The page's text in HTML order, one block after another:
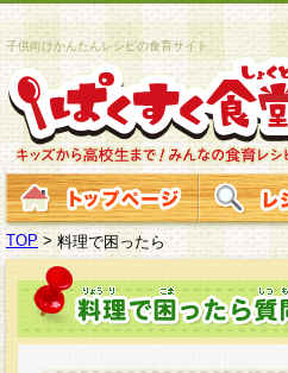
子供向けかんたんレシピの食育サイト
TOP >料理で困ったら